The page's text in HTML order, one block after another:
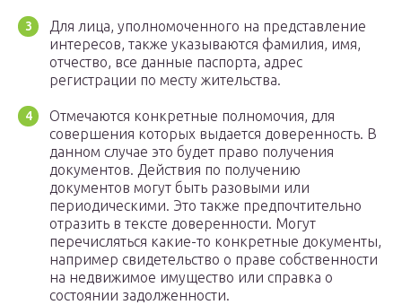
Для лица, уполномоченного на представление
интересов, также указываются фамилия, имя,
отчество, все данные паспорта, адрес
регистрации по месту жительства.
Отмечаются конкретные полномочия, для
совершения которых выдается доверенность. В
данном случае это будет право получения
документов. Действия по получению
документов могут быть разовыми или
периодическими. Это также предпочтительно
отразить в тексте доверенности. Могут
перечисляться какие-то конкретные документы,
например свидетельство о праве собственности
на недвижимое имущество или справка о
состоянии задолженности.